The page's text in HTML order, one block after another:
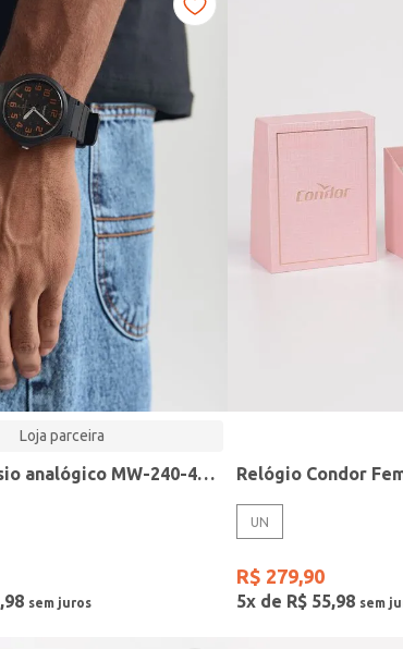
Loja parceira
Relógio Casio analógico MW-240-4BVDF-SC
,98
Relógio Condor
UN
R$ 279,90
5x de R$ 55,98